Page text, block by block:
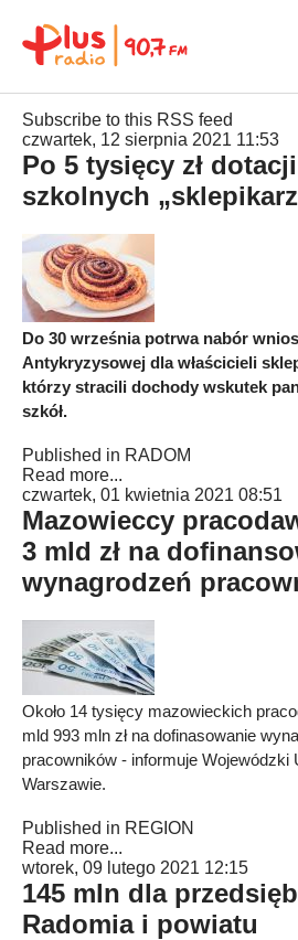
Subscribe to this RSS feed
czwartek, 12 sierpnia 2021 11:53
Po 5 tysięcy zł
szkolnych
Do 30 września potrwa nabór
Antykryzysowej dla właścicieli
którzy stracili dochody wskutek
szkół.
Published in RADOM
Read more...
czwartek, 01 kwietnia 2021 08:51
Mazowieccy
3 mld zł na
wynagrodzeń
Około 14 tysięcy mazowieckich
mld 993 mln zł na dofinasowanie
pracowników - informuje Wojewódzki
Warszawie.
Published in REGION
Read more...
wtorek, 09 lutego 2021 12:15
145 mln dla
Radomia i powiatu